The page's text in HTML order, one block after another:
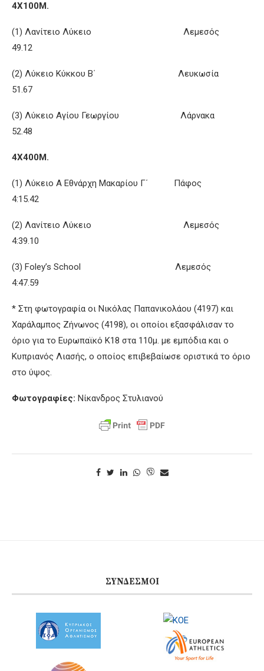
4Χ100Μ.
(1) Λανίτειο Λύκειο Λεμεσός
49.12
(2) Λύκειο Κύκκου Β΄ Λευκωσία
51.67
(3) Λύκειο Αγίου Γεωργίου Λάρνακα
52.48
4Χ400Μ.
(1) Λύκειο Α Εθνάρχη Μακαρίου Γ΄ Πάφος
4:15.42
(2) Λανίτειο Λύκειο Λεμεσός
4:39.10
(3) Foley’s School Λεμεσός
4:47.59
* Στη φωτογραφία οι Νικόλας Παπανικολάου (4197) και
Χαράλαμπος Ζήνωνος (4198), οι οποίοι εξασφάλισαν το
όριο για το Ευρωπαϊκό Κ18 στα 110μ. με εμπόδια και ο
Κυπριανός Λιασής, ο οποίος επιβεβαίωσε οριστικά το όριο
στο ύψος.
Φωτογραφίες: Νίκανδρος Στυλιανού
ΣΎΝΔΕΣΜΟΙ